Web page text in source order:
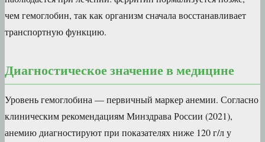
чем гемоглобин, так как организм сначала восстанавливает
транспортную функцию.
Диагностическое значение в медицине
Уровень гемоглобина — первичный маркер анемии. Согласно
клиническим рекомендациям Минздрава России (2021),
анемию диагностируют при показателях ниже 120 г/л у